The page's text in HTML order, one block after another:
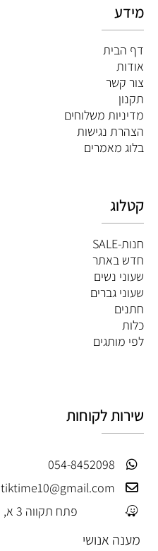
מידע
דף הבית
אודות
צור קשר
תקנון
מדיניות משלוחים
הצהרת נגישות
בלוג מאמרים
קטלוג
חנות-SALE
חדש באתר
שעוני נשים
שעוני גברים
חתנים
כלות
לפי מותגים
שירות לקוחות
054-8452098
tiktime10@gmail.com
פתח תקווה 3 א, ירושלים.
מענה אנושי